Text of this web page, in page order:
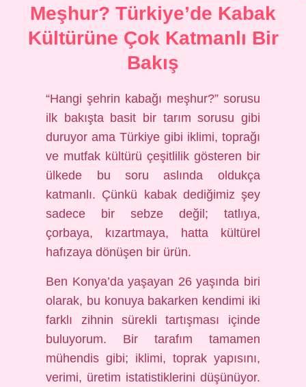
Meşhur? Türkiye’de Kabak
Kültürüne Çok Katmanlı Bir
Bakış
“Hangi şehrin kabağı meşhur?” sorusu
ilk bakışta basit bir tarım sorusu gibi
duruyor ama Türkiye gibi iklimi, toprağı
ve mutfak kültürü çeşitlilik gösteren bir
ülkede bu soru aslında oldukça
katmanlı. Çünkü kabak dediğimiz şey
sadece bir sebze değil; tatlıya,
çorbaya, kızartmaya, hatta kültürel
hafızaya dönüşen bir ürün.
Ben Konya’da yaşayan 26 yaşında biri
olarak, bu konuya bakarken kendimi iki
farklı zihnin sürekli tartışması içinde
buluyorum. Bir tarafım tamamen
mühendis gibi; iklimi, toprak yapısını,
verimi, üretim istatistiklerini düşünüyor.